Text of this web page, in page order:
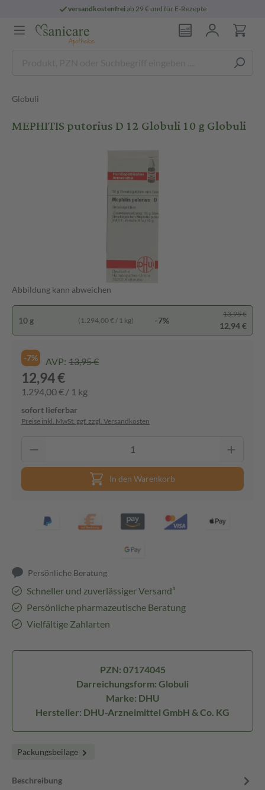
versandkostenfreiab 29 € und für E-Rezepte
Globuli
MEPHITIS putorius D 12 Globuli 10 g Globuli
Abbildung kann abweichen
10 g (1.294,00 € / 1 kg) -7%
13,95 €
12,94 €
-7% AVP: 13,95 €
12,94 €
1.294,00 € / 1 kg
sofort lieferbar
Preise inkl. MwSt. ggf. zzgl. Versandkosten
In den Warenkorb
Persönliche Beratung
Schneller und zuverlässiger Versand³
Persönliche pharmazeutische Beratung
Vielfältige Zahlarten
PZN: 07174045
Darreichungsform: Globuli
Marke: DHU
Hersteller: DHU-Arzneimittel GmbH & Co. KG
Packungsbeilage
Beschreibung